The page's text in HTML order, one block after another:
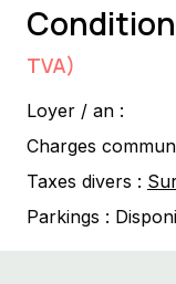
TVA)
Loyer / an :
Charges
Taxes divers :
Parkings :